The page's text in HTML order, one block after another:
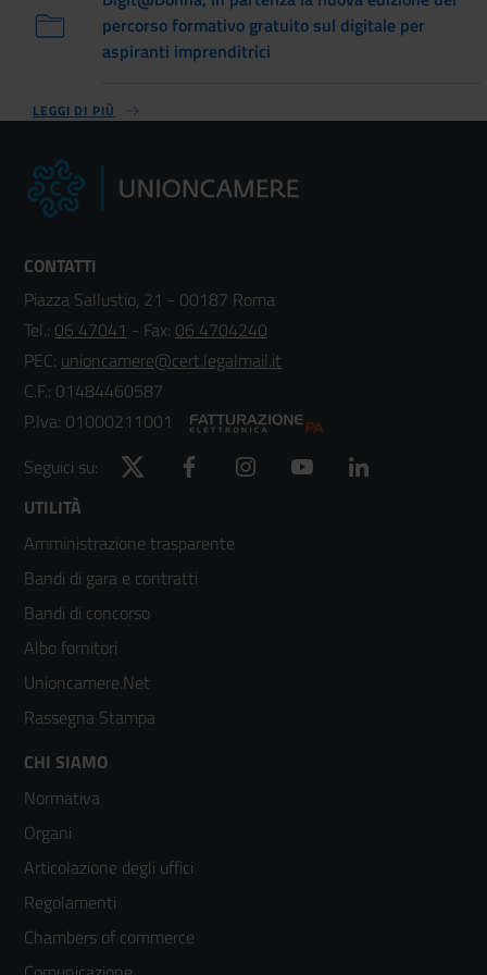
percorso formativo gratuito sul digitale per
aspiranti imprenditrici
LEGGI DI PIÙ
CONTATTI
Piazza Sallustio, 21 - 00187 Roma
Tel.: 06 47041 - Fax: 06 4704240
PEC: unioncamere@cert.legalmail.it
C.F.: 01484460587
P.Iva: 01000211001
Seguici su:
Twitter Facebook Instagram YouTube
Footer
menù
colonna
2
UTILITÀ
Amministrazione trasparente
Bandi di gara e contratti
Bandi di concorso
Albo fornitori
Unioncamere.Net
Rassegna Stampa
Footer
menù
colonna
3
CHI SIAMO
Normativa
Organi
Articolazione degli uffici
Regolamenti
Chambers of commerce